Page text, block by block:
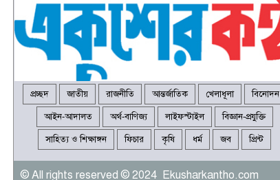
প্রচ্ছদ জাতীয় রাজনীতি আন্তর্জাতিক খেলাধূলা বিনোদন
আইন-আদালত অর্থ-বাণিজ্য লাইফস্টাইল বিজ্ঞান-প্রযুক্তি
সাহিত্য ও শিক্ষাঙ্গন ফিচার কৃষি ধর্ম জব প্রিন্ট
© All rights reserved © 2024 Ekusharkantho.com